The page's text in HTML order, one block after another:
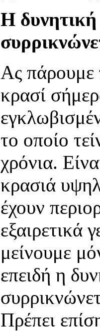
Η
Ας πάρουμε
κρασί
το οποίο
χρόνια.
κρασιά
έχουν
εξαιρετικά
μείνουμε
επειδή η
Πρέπει